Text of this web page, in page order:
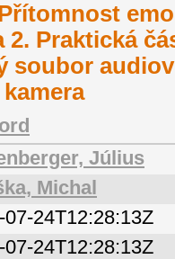
2. Praktická
soubor
Július
Michal
07-24T12:28:13Z
07-24T12:28:13Z